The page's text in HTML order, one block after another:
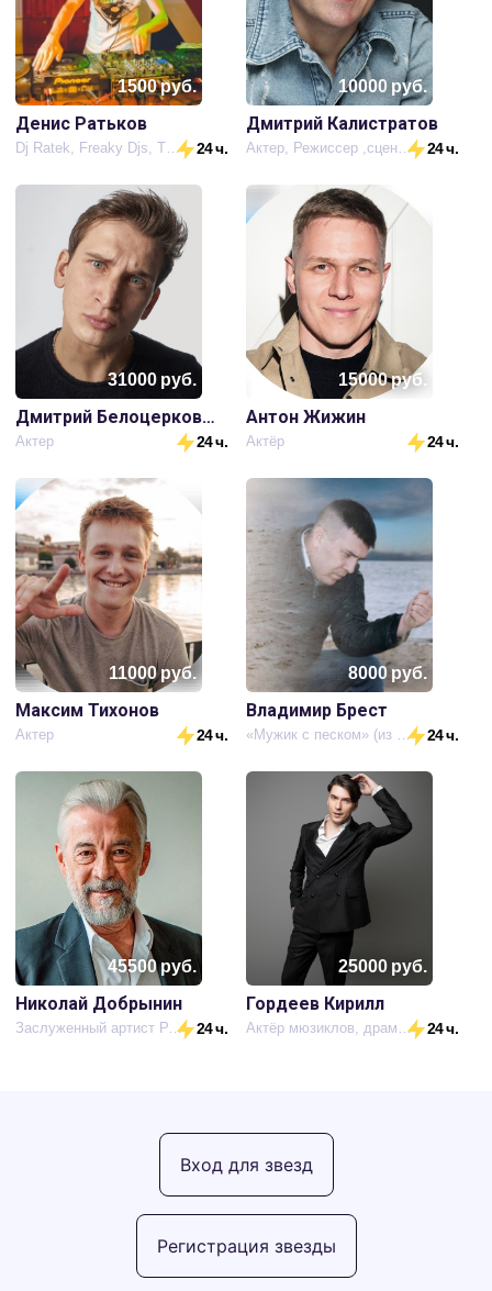
1500руб.
Денис Ратьков
Dj Ratek, Freaky Djs, TheOne 24 ч.
10000руб.
Дмитрий Калистратов
Актер, Режиссер ,сценарист.продюсер 24 ч.
31000руб.
Дмитрий Белоцерковский
Актер 24 ч.
15000руб.
Антон Жижин
Актёр 24 ч.
11000руб.
Максим Тихонов
Актер 24 ч.
8000руб.
Владимир Брест
«Мужик с песком» (из известного мема), актёр, автор исполнитель песен 24 ч.
45500руб.
Николай Добрынин
Заслуженный артист России, актер театра и кино 24 ч.
25000руб.
Гордеев Кирилл
Актёр мюзиклов, драмы, певец 24 ч.
Регистрация звезды
Вход для звезд